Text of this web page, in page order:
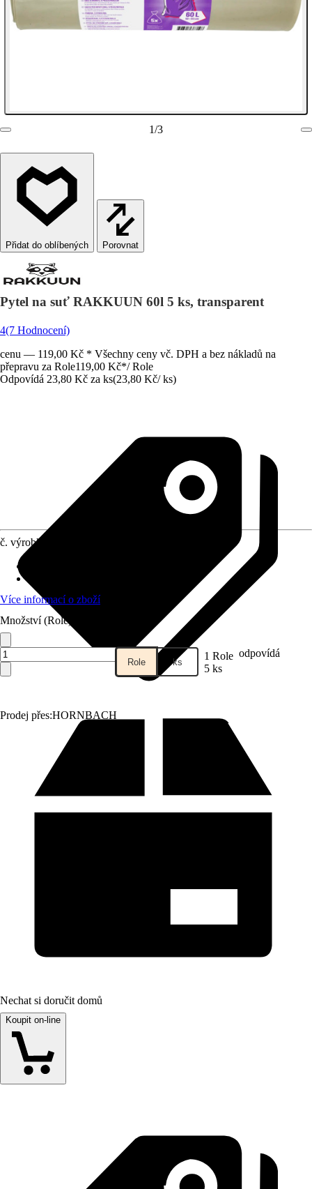
1/3
Porovnat
Pytel na suť RAKKUUN 60l 5 ks, transparent
4(7 Hodnocení)
cenu — 119,00 Kč * Všechny ceny vč. DPH a bez nákladů na
přepravu za Role119,00 Kč*/ Role
Odpovídá 23,80 Kč za ks(23,80 Kč/ ks)
Prodej přes:HORNBACH
č. výrobku
Více informací o zboží
Množství (Role)
Role ks 1 Role odpovídá
5 ks
Nechat si doručit domů
Koupit on-line